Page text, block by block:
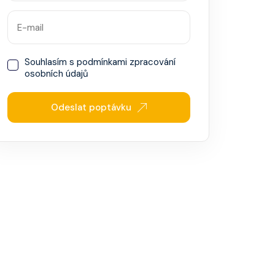
Souhlasím spodmínkami zpracování
osobních údajů
Odeslat poptávku